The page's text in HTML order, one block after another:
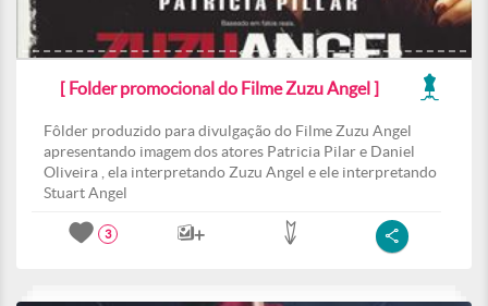
[ Folder promocional do Filme Zuzu Angel ]
Fôlder produzido para divulgação do Filme Zuzu Angel
apresentando imagem dos atores Patricia Pilar e Daniel
Oliveira , ela interpretando Zuzu Angel e ele interpretando
Stuart Angel
3